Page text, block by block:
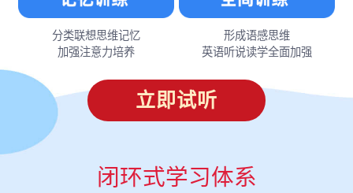
分类联想思维记忆
加强注意力培养
形成语感思维
英语听说读学全面加强
立即试听
闭环式学习体系